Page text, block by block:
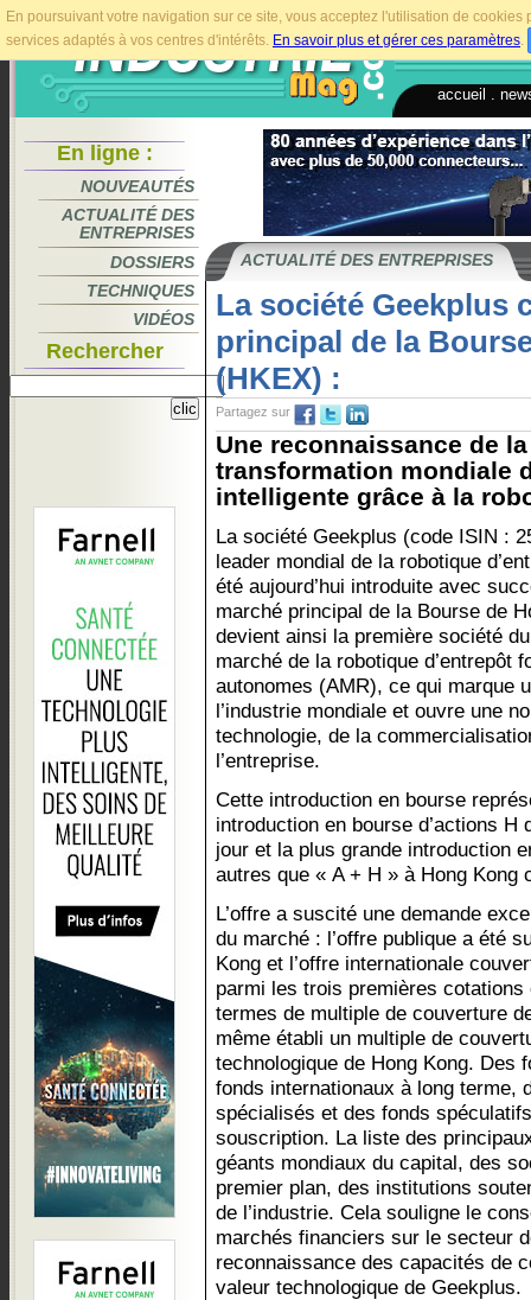
En poursuivant votre navigation sur ce site, vous acceptez l'utilisation de
services adaptés à vos centres d'intérêts. En savoir plus et gérer ces paramètres.
accueil
En ligne :
NOUVEAUTÉS
ACTUALITÉ DES
ENTREPRISES
DOSSIERS
TECHNIQUES
VIDÉOS
Rechercher
ACTUALITÉ DES ENTREPRISES
La société Geekplus
principal de la
(HKEX) :
Partagez sur
Une reconnaissance de
transformation mondiale
intelligente grâce à la
La société Geekplus (code ISIN :
leader mondial de la robotique
été aujourd’hui introduite avec
marché principal de la Bourse de
devient ainsi la première société
marché de la robotique d’entrepôt
autonomes (AMR), ce qui marque
l’industrie mondiale et ouvre une
technologie, de la
l’entreprise.
Cette introduction en bourse
introduction en bourse d’actions H
jour et la plus grande introduction
autres que « A + H » à Hong Kong
L’offre a suscité une demande
du marché : l’offre publique a été
Kong et l’offre internationale
parmi les trois premières cotations
termes de multiple de couverture
même établi un multiple de
technologique de Hong Kong. Des
fonds internationaux à long terme,
spécialisés et des fonds
souscription. La liste des
géants mondiaux du capital, des
premier plan, des institutions
de l’industrie. Cela souligne le
marchés financiers sur le secteur
reconnaissance des capacités de
valeur technologique de Geekplus.